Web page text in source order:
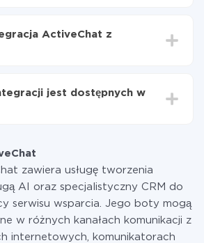
zajmuje średnio 10-15
ActiveChat z
danych, która faktycznie jest
z Twoich systemów do
się na płatną. Więcej
.
jest dostępnych w
zawiera usługę tworzenia
AI oraz specjalistyczny CRM do
serwisu wsparcia. Jego boty mogą
w różnych kanałach komunikacji z
internetowych, komunikatorach